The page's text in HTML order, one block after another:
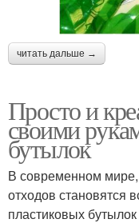
читать дальше →
Просто и
своими
бутылок
В современном мире,
отходов становятся
пластиковых